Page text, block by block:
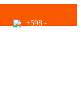
+598 -